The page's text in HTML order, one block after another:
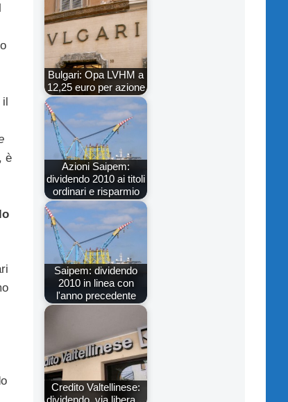
il
è
Bulgari: Opa LVHM a
12,25 euro per azione
Azioni Saipem:
dividendo 2010 ai titoli
ordinari e risparmio
Saipem: dividendo
2010 in linea con
l'anno precedente
Credito Valtellinese: